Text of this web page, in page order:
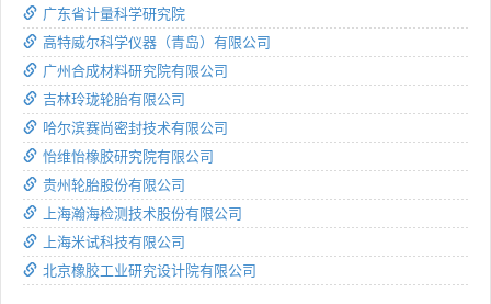
广东省计量科学研究院
高特威尔科学仪器（青岛）有限公司
广州合成材料研究院有限公司
吉林玲珑轮胎有限公司
哈尔滨赛尚密封技术有限公司
怡维怡橡胶研究院有限公司
贵州轮胎股份有限公司
上海瀚海检测技术股份有限公司
上海米试科技有限公司
北京橡胶工业研究设计院有限公司